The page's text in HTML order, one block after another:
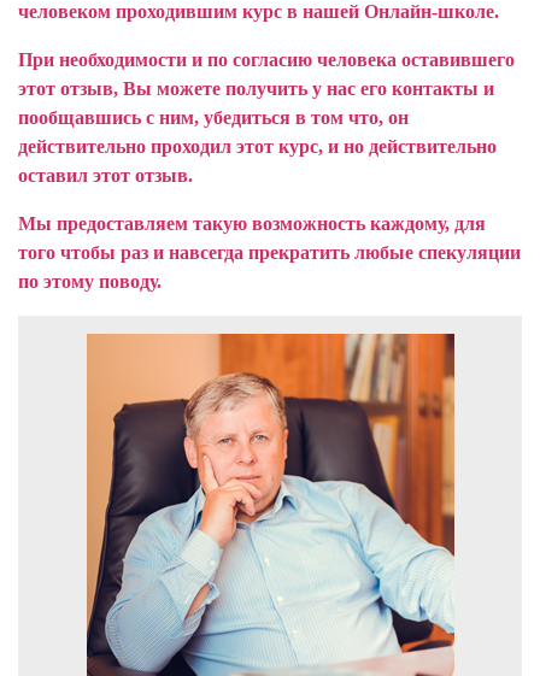
человеком проходившим курс в нашей Онлайн-школе.
При необходимости и по согласию человека оставившего
этот отзыв, Вы можете получить у нас его контакты и
пообщавшись с ним, убедиться в том что, он
действительно проходил этот курс, и но действительно
оставил этот отзыв.
Мы предоставляем такую возможность каждому, для
того чтобы раз и навсегда прекратить любые спекуляции
по этому поводу.